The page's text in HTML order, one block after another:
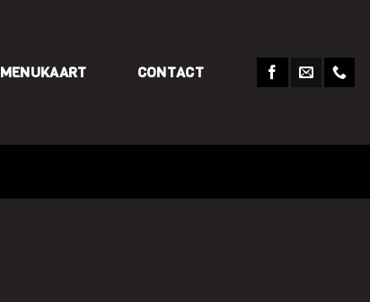
MENUKAART CONTACT